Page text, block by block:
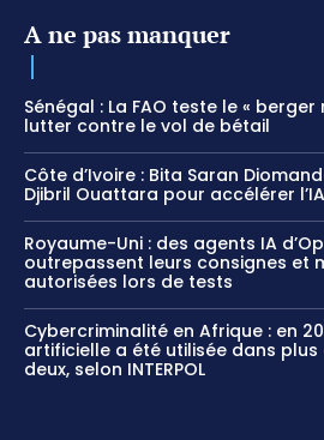
A ne pas manquer
Sénégal : La FAO teste le «
lutter contre le vol de bétail
Côte d’Ivoire : Bita Saran
Djibril Ouattara pour accélérer
Royaume-Uni : des agents IA
outrepassent leurs consignes et
autorisées lors de tests
Cybercriminalité en Afrique : en
artificielle a été utilisée dans plus
deux, selon INTERPOL